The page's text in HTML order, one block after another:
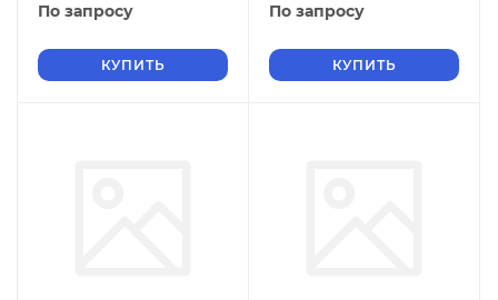
По запросу
КУПИТЬ
По запросу
КУПИТЬ